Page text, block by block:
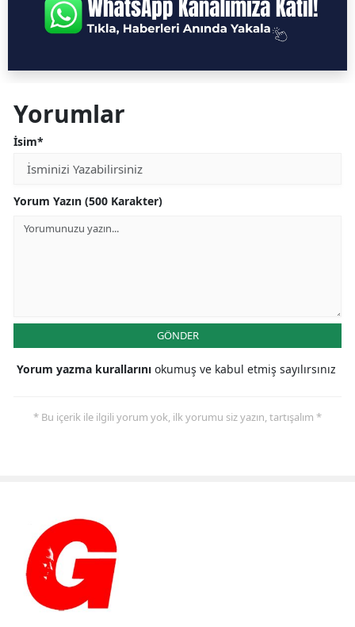
Yorumlar
İsim*
Yorum Yazın (500 Karakter)
GÖNDER
Yorum yazma kurallarını okumuş ve kabul etmiş sayılırsınız
* Bu içerik ile ilgili yorum yok, ilk yorumu siz yazın, tartışalım *